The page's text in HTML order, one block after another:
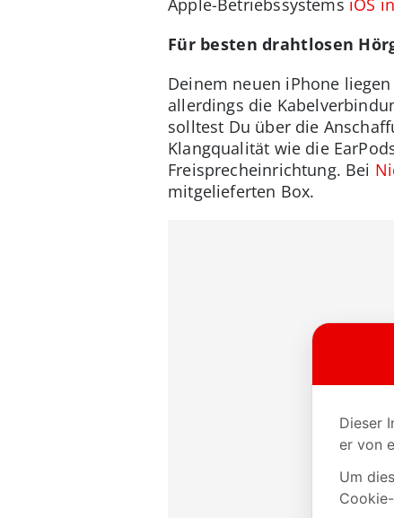
Für besten drahtlosen
Deinem neuen iPhone
allerdings die
solltest Du über die
Klangqualität wie die
Freisprecheinrichtung. Bei
mitgelieferten Box.